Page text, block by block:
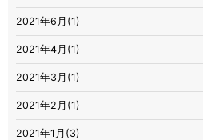
2021年6月(1)
2021年4月(1)
2021年3月(1)
2021年2月(1)
2021年1月(3)